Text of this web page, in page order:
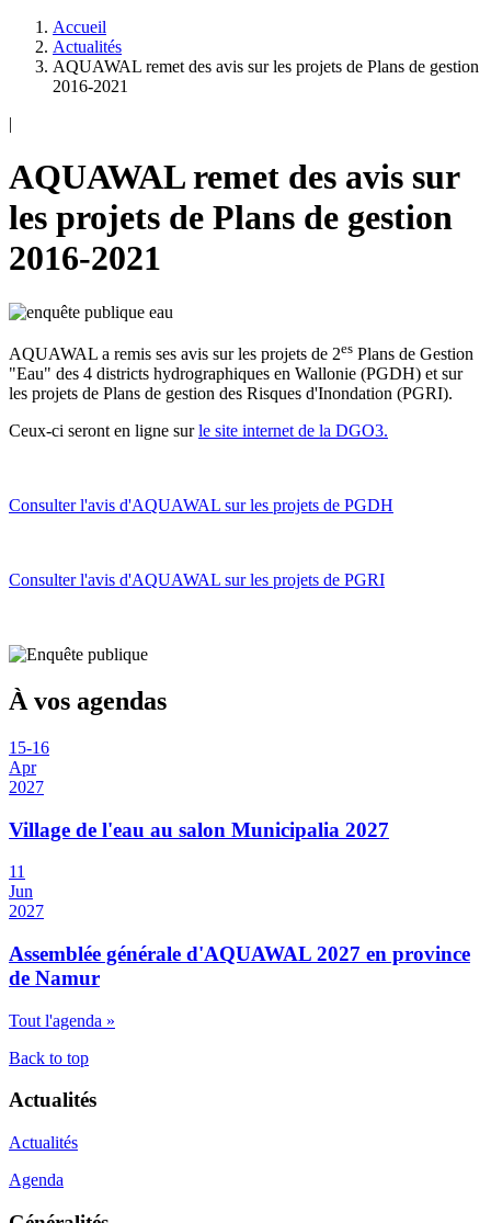
Accueil
Actualités
AQUAWAL remet des avis sur les projets de Plans de gestion
2016-2021
|
AQUAWAL remet des avis sur
les projets de Plans de gestion
2016-2021
AQUAWAL a remis ses avis sur les projets de 2es Plans de Gestion
"Eau" des 4 districts hydrographiques en Wallonie (PGDH) et sur
les projets de Plans de gestion des Risques d'Inondation (PGRI).
Ceux-ci seront en ligne surle site internet de la DGO3.
Consulter l'avis d'AQUAWAL sur les projets de PGDH
Consulter l'avis d'AQUAWAL sur les projets de PGRI
À vos agendas
15-16
Apr
2027
Village de l'eau au salon Municipalia 2027
11
Jun
2027
Assemblée générale d'AQUAWAL 2027 en province
de Namur
Tout l'agenda »
Back to top
Actualités
Actualités
Agenda